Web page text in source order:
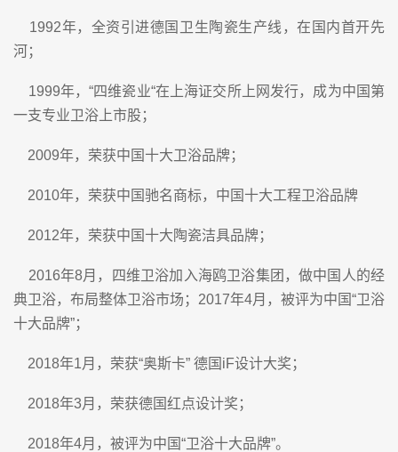
1992年，全资引进德国卫生陶瓷生产线，在国内首开先
河；
1999年，“四维瓷业“在上海证交所上网发行，成为中国第
一支专业卫浴上市股；
2009年，荣获中国十大卫浴品牌；
2010年，荣获中国驰名商标，中国十大工程卫浴品牌
2012年，荣获中国十大陶瓷洁具品牌；
2016年8月，四维卫浴加入海鸥卫浴集团，做中国人的经
典卫浴，布局整体卫浴市场；2017年4月，被评为中国“卫浴
十大品牌”；
2018年1月，荣获“奥斯卡” 德国iF设计大奖；
2018年3月，荣获德国红点设计奖；
2018年4月，被评为中国“卫浴十大品牌”。